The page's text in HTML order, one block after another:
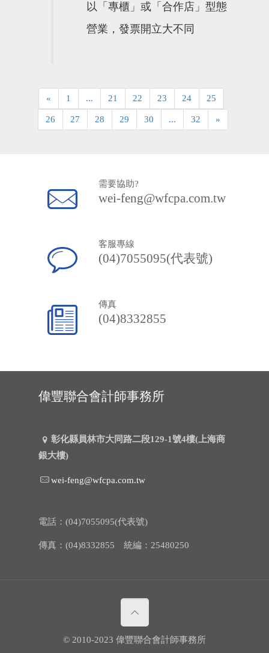
以「專櫃」或「合作店」型態
營業，發票開立大不同
« 1 ... 21 22 23 24 25
26 27 28 29 30 ... 32 »
需要協助?
wei-feng@wfcpa.com.tw
客服專線
(04)7055095(代表號)
傳真
(04)8332855
偉豐聯合會計師事務所
彰化縣員林市大同路二段129-1號4樓(上海商
銀大樓)
wei-feng@wfcpa.com.tw
電話：(04)7055095(代表號)
傳真：(04)8332855 統編：25480250
© 2010-2023 偉豐聯合會計師事務所